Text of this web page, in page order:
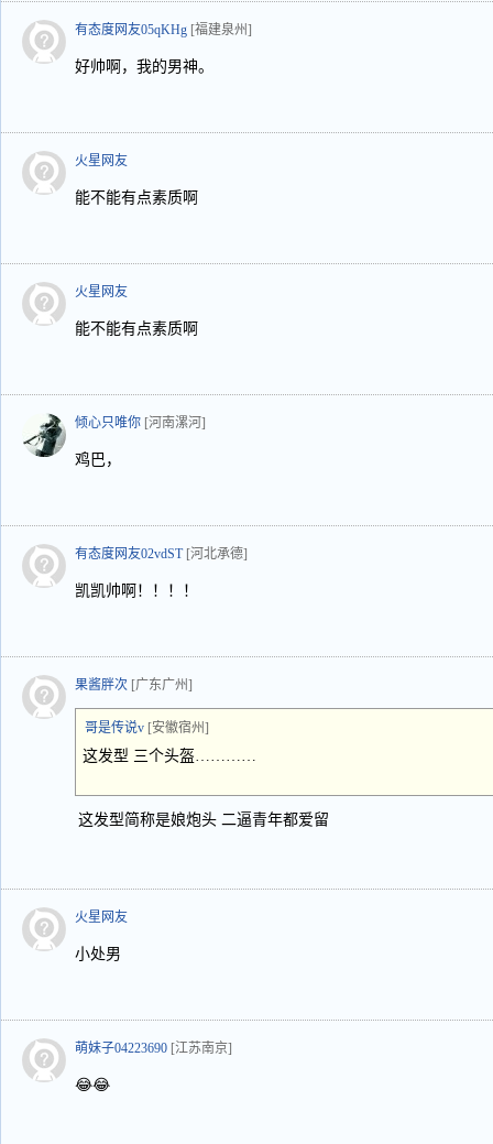
有态度网友05qKHg [福建泉州]
好帅啊，我的男神。
火星网友
能不能有点素质啊
火星网友
能不能有点素质啊
倾心只唯你 [河南漯河]
鸡巴，
有态度网友02vdST [河北承德]
凯凯帅啊！！！！
果酱胖次 [广东广州]
哥是传说v [安徽宿州]
这发型 三个头盔…………
这发型简称是娘炮头 二逼青年都爱留
火星网友
小处男
萌妹子04223690 [江苏南京]
😂😂